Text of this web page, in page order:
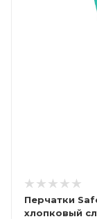
Перчатки
хлопковый